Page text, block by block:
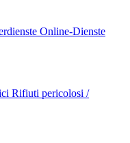
Online-Dienste
Rifiuti pericolosi /